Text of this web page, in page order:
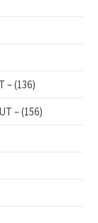
–(136)
–(156)